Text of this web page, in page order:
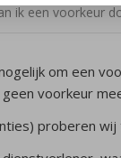
ik een voorkeur
om een
voorkeur
proberen wij